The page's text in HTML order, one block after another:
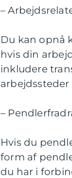
–
Du kan opnå
hvis din
inkludere
arbejdssteder
–
Hvis du
form af
du har i